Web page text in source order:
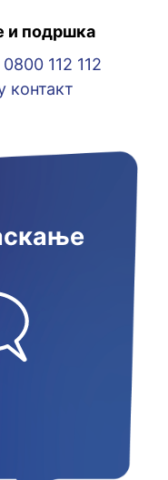
и подршка
112 112
контакт